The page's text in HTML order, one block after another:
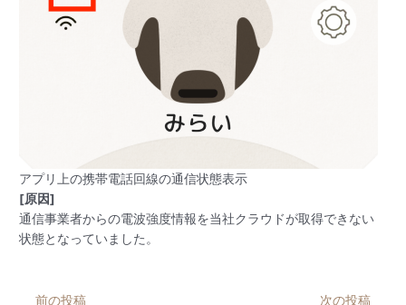
アプリ上の携帯電話回線の通信状態表示
[原因]
通信事業者からの電波強度情報を当社クラウドが取得できない
状態となっていました。
Post
前の投稿 次の投稿